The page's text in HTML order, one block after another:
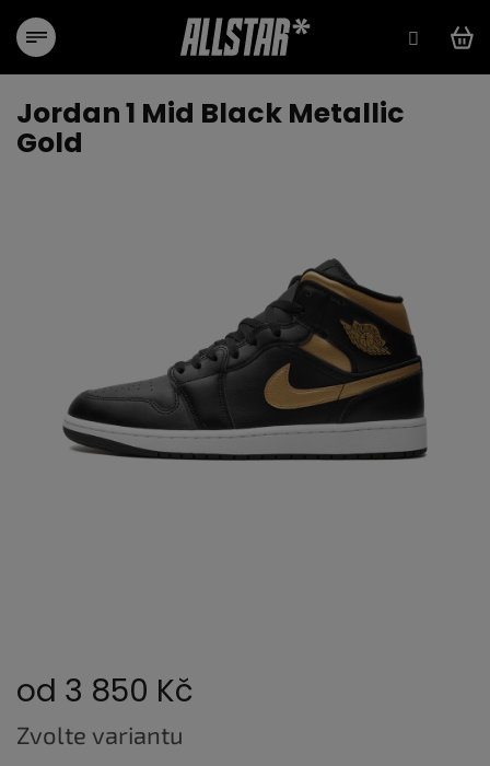
obsah
Jordan 1 Mid Black Metallic
Gold
od 3 850 Kč
Měrná
cena:
Zvolte variantu